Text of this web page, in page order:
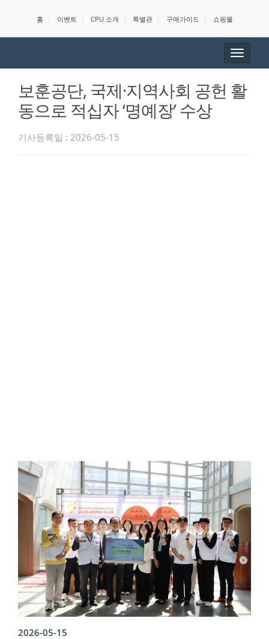
홈 이벤트 CPU 소개 특별관 구매가이드 쇼핑몰
Toggle
보훈공단, 국제·지역사회 공헌 활
동으로 적십자 ‘명예장’ 수상
기사등록일 : 2026-05-15
2026-05-15